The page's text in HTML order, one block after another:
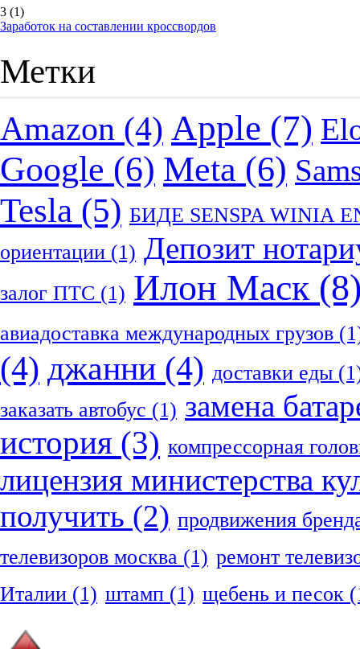
3 (1)
Заработок на составлении кроссвордов
Метки
Amazon (4) Apple (7)
Google (6) Meta (6)
Tesla (5) БИДЕ SENSPA WINIA
ориентации (1) Депозит
залог ПТС (1) Илон Маск
авиадоставка международных грузов
(4) джанни (4) доставки еды
заказать автобус (1) замена
история (3) компрессорная
лицензия министерства
получить (2) продвижения
телевизоров москва (1) ремонт
Италии (1) штамп (1) щебень и песок